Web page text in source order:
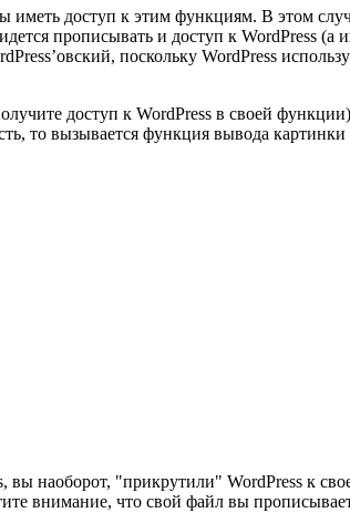
доступ к этим функциям. В этом
прописывать и доступ к WordPress (а
поскольку WordPress
доступ к WordPress в своей
то вызывается функция вывода картинки
наоборот, "прикрутили" WordPress к
внимание, что свой файл вы